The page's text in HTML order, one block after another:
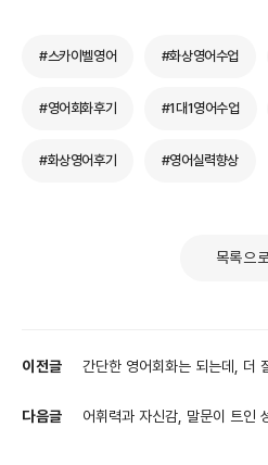
#스카이벨영어 #화상영어수업
#영어회화후기 #1대1영어수업
#화상영어후기 #영어실력향상
목록으로
이전글
간단한 영어회화는 되는데, 더
다음글
어휘력과 자신감, 말문이 트인